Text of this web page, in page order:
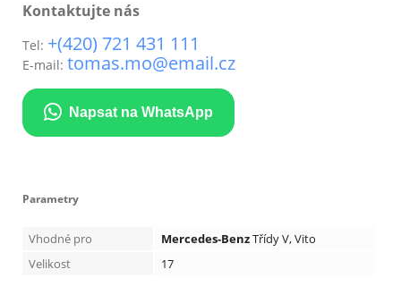
Kontaktujte nás
Tel: +(420) 721 431 111
E-mail: tomas.mo@email.cz
Napsat na WhatsApp
Parametry
Vhodné pro Mercedes-BenzTřídy V, Vito
Velikost
17